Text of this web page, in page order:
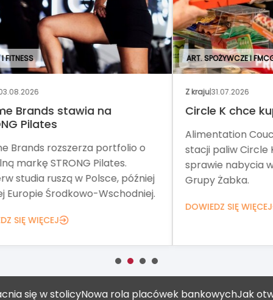
ART. SPOŻYWCZE I FMCG
Circle K chce kupić Żabkę
Alimentation Couche-Tard, właściciel
stacji paliw Circle K, zawarł umowę w
sprawie nabycia wszystkich akcji
Grupy Żabka.
w stolicyNowa rola placówek bankowychJak